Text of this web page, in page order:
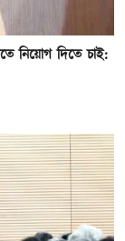
নিয়োগ দিতে চাই: